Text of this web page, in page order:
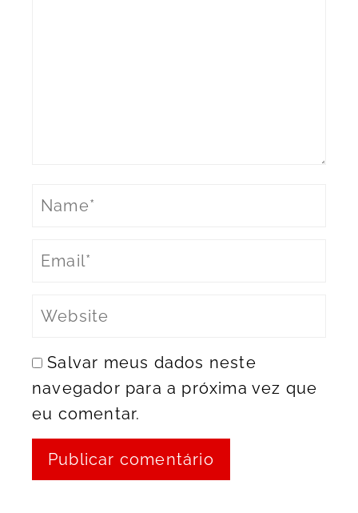
Salvar meus dados neste
navegador para a próxima vez que
eu comentar.